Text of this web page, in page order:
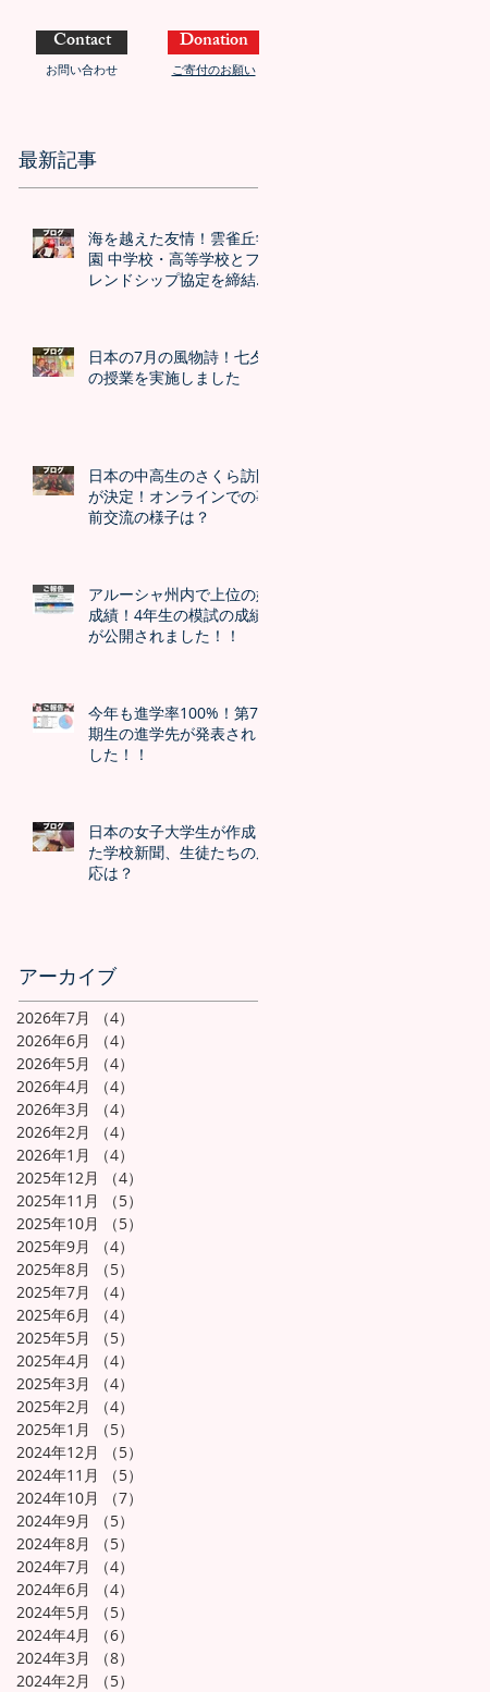
Contact
お問い合わせ
Donation
ご寄付のお願い
最新記事
海を越えた友情！雲雀丘学
園 中学校・高等学校とフ
レンドシップ協定を締結し
日本の7月の風物詩！七夕
の授業を実施しました
日本の中高生のさくら訪問
が決定！オンラインでの事
前交流の様子は？
アルーシャ州内で上位の好
成績！4年生の模試の成績
が公開されました！！
今年も進学率100%！第7
期生の進学先が発表されま
した！！
日本の女子大学生が作成し
た学校新聞、生徒たちの反
応は？
アーカイブ
2026年7月 （4）
2026年6月
（4）
2026年5月
（4）
2026年4月
（4）
2026年3月
（4）
2026年2月
（4）
2026年1月
（4）
2025年12月
（4）
2025年11月
（5）
2025年10月
（5）
2025年9月
（4）
2025年8月
（5）
2025年7月
（4）
2025年6月
（4）
2025年5月
（5）
2025年4月
（4）
2025年3月
（4）
2025年2月
（4）
2025年1月
（5）
2024年12月
（5）
2024年11月
（5）
2024年10月
（7）
2024年9月
（5）
2024年8月
（5）
2024年7月
（4）
2024年6月
（4）
2024年5月
（5）
2024年4月
（6）
2024年3月
（8）
2024年2月
（5）